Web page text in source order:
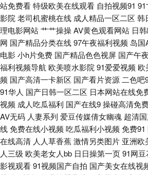
黄色网址视频播放 欧美桃色网 51视频福利 爱豆
老司机成人AV 欧美性生活儿网站 51AV导航
九一自拍com 超碰爱啪啪 青青草原福利社 伊人
色色网 成人视频在线导航 久久精品免费领取 日
拍网 日本不卡二区 亚洲天堂色影院 草草网天堂
网 91社区成人在线 超碰伊人 宅男爆菊精品在线
伊人艹久久 91在线播放大神 成人视频传媒 黑丝
站免费看特级欧美在线观看 自拍视频91
影院 老司机蜜桃在线 成人精品一区二区 韩
理电影网站艹艹操操AV黄色观看网站 日
网 国产精品分类在线97午夜福利视频 岛国
电影小h片免费 国产精品色色视屏 国产午
福利视频导航 欧美喷水影院 91爱爱视频 欧
频 国产高清一卡新区 国产看片资源 二色吧
91华人 国产日韩一区二区 日本网站在线免
视频 成人吃瓜福利 国产在线9操碰高清免
AV无码 人妻系列 爱豆传媒倩女幽魂 超清
线免费在线小视频 吃瓜福利小视频 免费91
在线高清 人人草香蕉激情另类图片 亚洲欧
人三级 欧美老女人bb 日日操第一页91网
影视观看91视频国产自拍 国产美女在线视